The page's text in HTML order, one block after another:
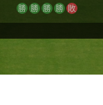
勝 勝 勝 勝 敗